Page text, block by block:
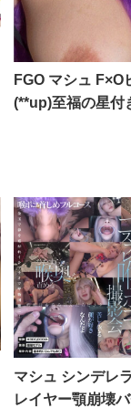
FGO マシュ F×O
(**up)至福の星
マシュ シンデレ
レイヤー顎崩壊